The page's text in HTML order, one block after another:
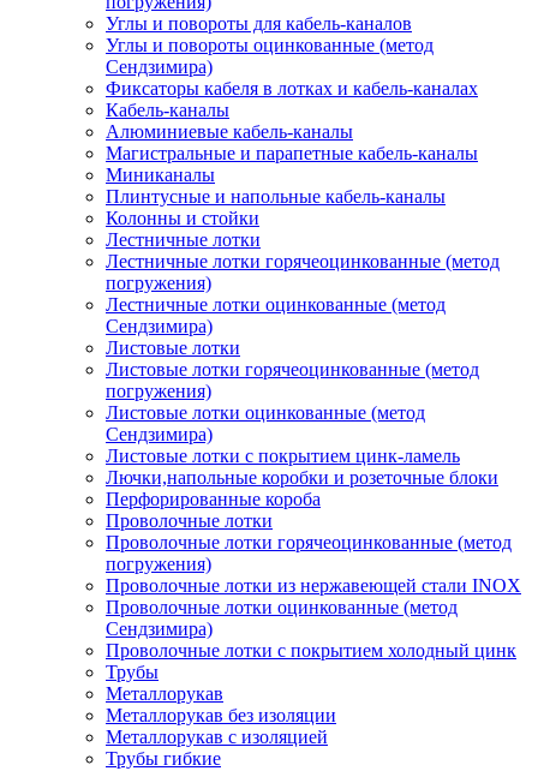
Углы и повороты для кабель-каналов
Углы и повороты оцинкованные (метод
Сендзимира)
Фиксаторы кабеля в лотках и кабель-каналах
Кабель-каналы
Алюминиевые кабель-каналы
Магистральные и парапетные кабель-каналы
Миниканалы
Плинтусные и напольные кабель-каналы
Колонны и стойки
Лестничные лотки
Лестничные лотки горячеоцинкованные (метод
погружения)
Лестничные лотки оцинкованные (метод
Сендзимира)
Листовые лотки
Листовые лотки горячеоцинкованные (метод
погружения)
Листовые лотки оцинкованные (метод
Сендзимира)
Листовые лотки с покрытием цинк-ламель
Лючки,напольные коробки и розеточные блоки
Перфорированные короба
Проволочные лотки
Проволочные лотки горячеоцинкованные (метод
погружения)
Проволочные лотки из нержавеющей стали INOX
Проволочные лотки оцинкованные (метод
Сендзимира)
Проволочные лотки с покрытием холодный цинк
Трубы
Металлорукав
Металлорукав без изоляции
Металлорукав с изоляцией
Трубы гибкие